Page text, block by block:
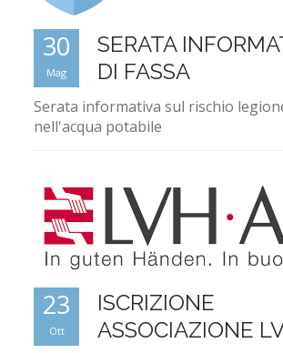
30
Mag
SERATA
DI FASSA
Serata informativa sul rischio
nell'acqua potabile
23
Ott
ISCRIZIONE
ASSOCIAZIONE